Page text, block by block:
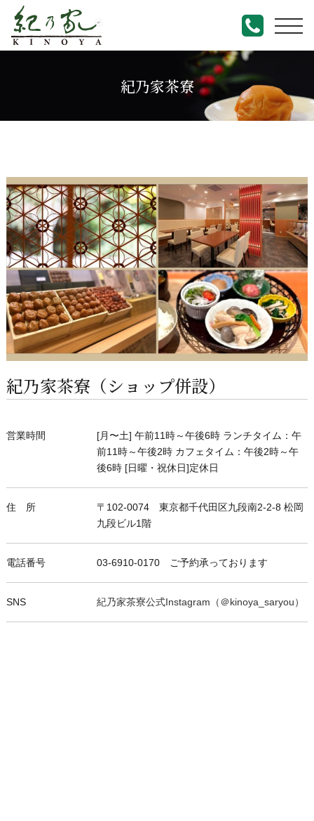
紀乃家茶寮
紀乃家茶寮（ショップ併設）
営業時間
[月〜土] 午前11時～午後6時 ランチタイム：午
前11時～午後2時 カフェタイム：午後2時～午
後6時 [日曜・祝休日]定休日
住 所
〒102-0074 東京都千代田区九段南2-2-8 松岡
九段ビル1階
電話番号 03-6910-0170 ご予約承っております
SNS 紀乃家茶寮公式Instagram（＠kinoya_saryou）